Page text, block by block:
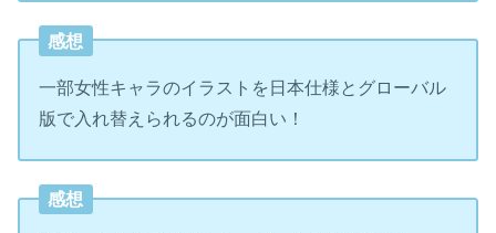
感想
一部女性キャラのイラストを日本仕様とグローバル
版で入れ替えられるのが面白い！
感想